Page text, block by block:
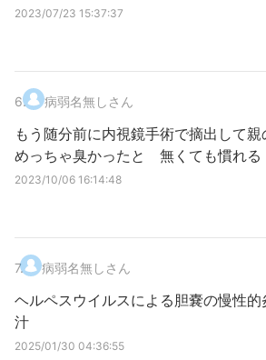
2023/07/23 15:37:37
6. 病弱名無しさん
もう随分前に内視鏡手術で摘出して
めっちゃ臭かったと 無くても慣れる
2023/10/06 16:14:48
7. 病弱名無しさん
ヘルペスウイルスによる胆嚢の慢性
汁
2025/01/30 04:36:55